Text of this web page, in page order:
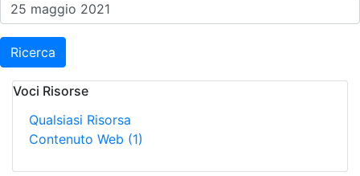
Ricerca
Voci Risorse
Qualsiasi Risorsa
Contenuto Web (1)